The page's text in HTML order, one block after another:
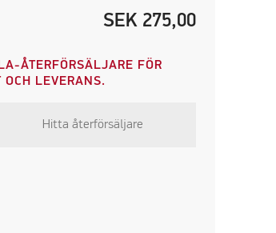
SEK 275,00
ÅTERFÖRSÄLJARE FÖR
OCH LEVERANS.
Hitta återförsäljare